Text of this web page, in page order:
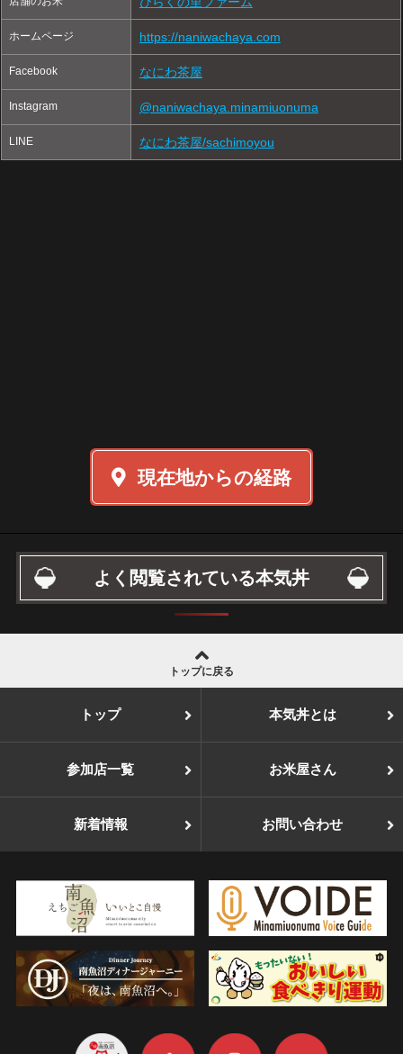
ホームページ https://naniwachaya.com
Facebook なにわ茶屋
Instagram @naniwachaya.minamiuonuma
LINE なにわ茶屋/sachimoyou
現在地からの経路
よく閲覧されている本気丼
トップに戻る
トップ 本気丼とは
参加店一覧 お米屋さん
新着情報 お問い合わせ